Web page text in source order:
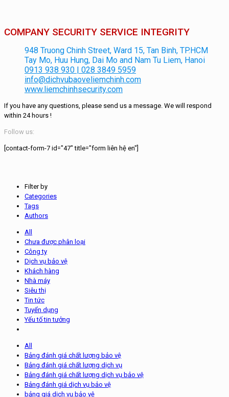
COMPANY SECURITY SERVICE INTEGRITY
948 Truong Chinh Street, Ward 15, Tan Binh, TP.HCM
Tay Mo, Huu Hung, Dai Mo and Nam Tu Liem, Hanoi
0913 938 930 | 028 3849 5959
info@dichvubaoveliemchinh.com
www.liemchinhsecurity.com
If you have any questions, please send us a message. We will respond
within 24 hours !
Follow us:
[contact-form-7 id="47" title="form liên hệ en"]
Filter by
Categories
Tags
Authors
All
Chưa được phân loại
Công ty
Dịch vụ bảo vệ
Khách hàng
Nhà máy
Siêu thị
Tin tức
Tuyển dụng
Yếu tố tin tưởng
All
Bảng đánh giá chất lượng bảo vệ
Bảng đánh giá chất lượng dịch vụ
Bảng đánh giá chất lượng dịch vụ bảo vệ
Bảng đánh giá dịch vụ bảo vệ
bảng giá dịch vụ bảo vệ